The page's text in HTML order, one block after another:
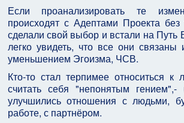
Если проанализировать те
происходят с Адептами Проекта
сделали свой выбор и встали на Путь
легко увидеть, что все они связаны
уменьшением Эгоизма, ЧСВ.
Кто-то стал терпимее относиться к
считать себя "непонятым
улучшились отношения с людьми,
работе, с партнёром.